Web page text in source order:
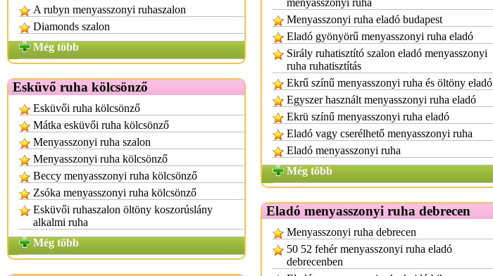
A rubyn menyasszonyi ruhaszalon
Diamonds szalon
Még több
Esküvő ruha kölcsönző
Esküvői ruha kölcsönző
Mátka esküvői ruha kölcsönző
Menyasszonyi ruha szalon
Menyasszonyi ruha kölcsönző
Beccy menyasszonyi ruha kölcsönző
Zsóka menyasszonyi ruha kölcsönző
Esküvői ruhaszalon öltöny koszorúslány
alkalmi ruha
Még több
menyasszonyi ruha
Menyasszonyi ruha eladó budapest
Eladó gyönyörű menyasszonyi ruha eladó
Sirály ruhatisztító szalon eladó menyasszonyi
ruha ruhatisztítás
Ekrű színű menyasszonyi ruha és öltöny eladó
Egyszer használt menyasszonyi ruha eladó
Ekrü színű menyasszonyi ruha eladó
Eladó vagy cserélhető menyasszonyi ruha
Eladó menyasszonyi ruha
Még több
Eladó menyasszonyi ruha debrecen
Menyasszonyi ruha debrecen
50 52 fehér menyasszonyi ruha eladó
debrecenben